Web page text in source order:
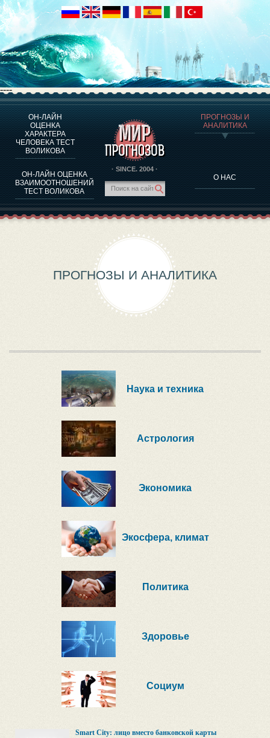
----
ОН-ЛАЙН
ОЦЕНКА
ХАРАКТЕРА
ЧЕЛОВЕКА ТЕСТ
ВОЛИКОВА
ОН-ЛАЙН ОЦЕНКА
ВЗАИМООТНОШЕНИЙ
ТЕСТ ВОЛИКОВА
· SINCE. 2004 ·
ПРОГНОЗЫ И
АНАЛИТИКА
О НАС
О ПРОГРАММЕ
ОЦЕНКА ХАРАКТЕРA ЧЕЛОВЕКА
ОЦЕНКА ХАРАКТЕРА ВЫДАЮЩИХСЯ ЛИЧНОСТЕЙ
О ПРОГРАММЕ
ТЕСТ НА СОВМЕСТИМОСТЬ ВОЛИКОВА
ПРОГНОЗЫ И АНАЛИТИКА
ПРОГНОЗЫ И АНАЛИТИКА
Наука и техника
Астрология
Экономика
Экосфера, климат
Политика
Здоровье
Социум
Smart City: лицо вместо банковской карты